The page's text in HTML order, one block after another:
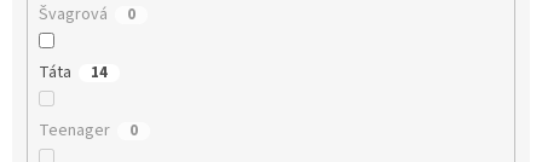
Švagrová 0
Táta 14
Teenager 0